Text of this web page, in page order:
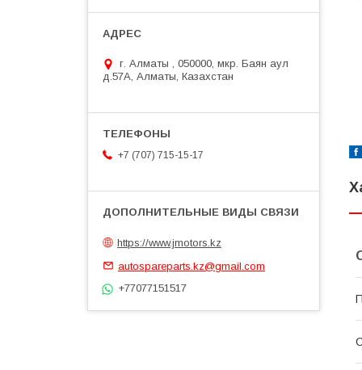
г. Алматы , 050000, мкр. Баян аул
д.57А, Алматы, Казахстан
+7 (707) 715-15-17
https://www.jmotors.kz
autospareparts.kz@gmail.com
+77077151517